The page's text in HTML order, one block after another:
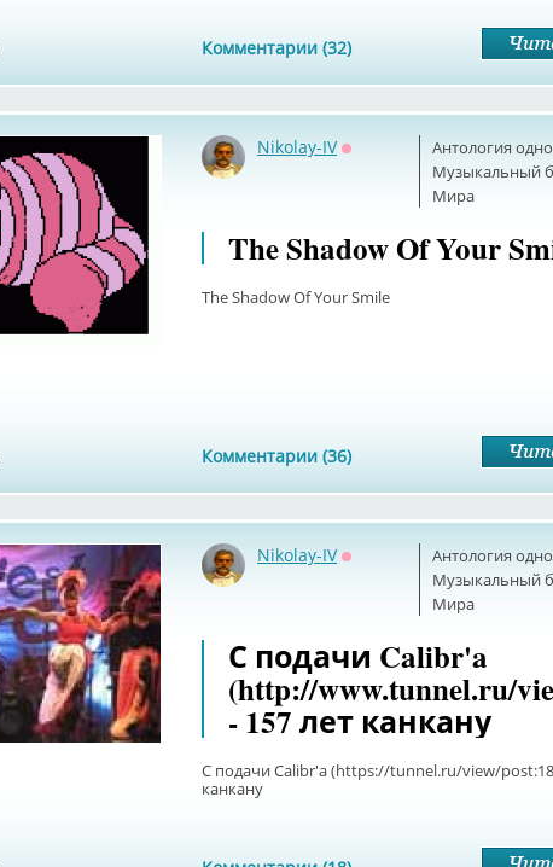
Комментарии (32)
Антология
Музыкальный
Мира
Nikolay-IV
The Shadow Of Your
The Shadow Of Your Smile
Комментарии (36)
Антология
Музыкальный
Мира
Nikolay-IV
С подачи Calibr'a
(http://www.tunnel.ru/
- 157 лет канкану
С подачи Calibr'a (https://tunnel.ru/view/
канкану